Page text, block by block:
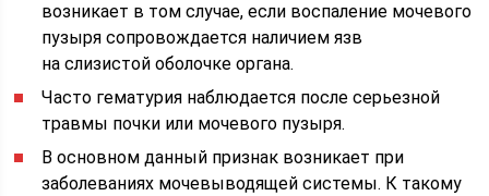
возникает в том случае, если воспаление мочевого
пузыря сопровождается наличием язв
на слизистой оболочке органа.
Часто гематурия наблюдается после серьезной
травмы почки или мочевого пузыря.
В основном данный признак возникает при
заболеваниях мочевыводящей системы. К такому